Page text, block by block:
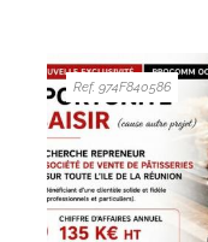
Ref. 974F840586